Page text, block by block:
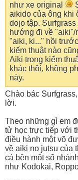
như xe original
aikido của ông khi
dojo tập.
hướng đi về "aiki"/
"aiki, ki..." hồi
kiếm thuật nào
Aiki trong kiếm
khác thôi, không
này.
Chào bác
lời.
Theo những gì em
tử học trực tiếp với
điều hành một võ
về aiki no jutsu của
cả bên một số
như Kodokai,